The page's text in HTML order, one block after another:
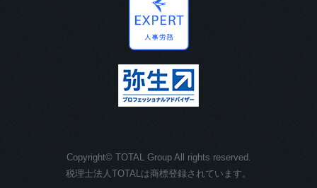
Copyright© TOTAL Group All rights reserved.
税理士法人TOTALは商標登録されています。